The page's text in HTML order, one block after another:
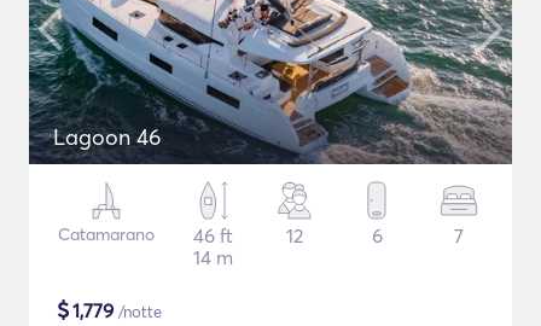
Lagoon 46
Catamarano
46 ft
14 m
12 6 7
$1,779 /notte